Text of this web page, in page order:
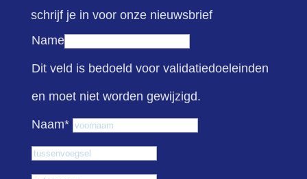
schrijf je in voor onze nieuwsbrief
Name
Dit veld is bedoeld voor validatiedoeleinden
en moet niet worden gewijzigd.
Naam*